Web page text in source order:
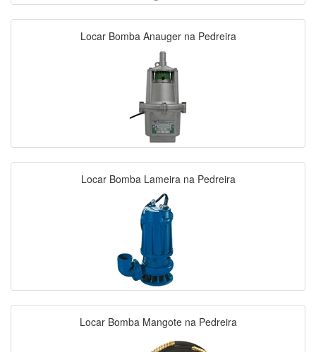
Locar Bomba Anauger na Pedreira
Locar Bomba Lameira na Pedreira
Locar Bomba Mangote na Pedreira